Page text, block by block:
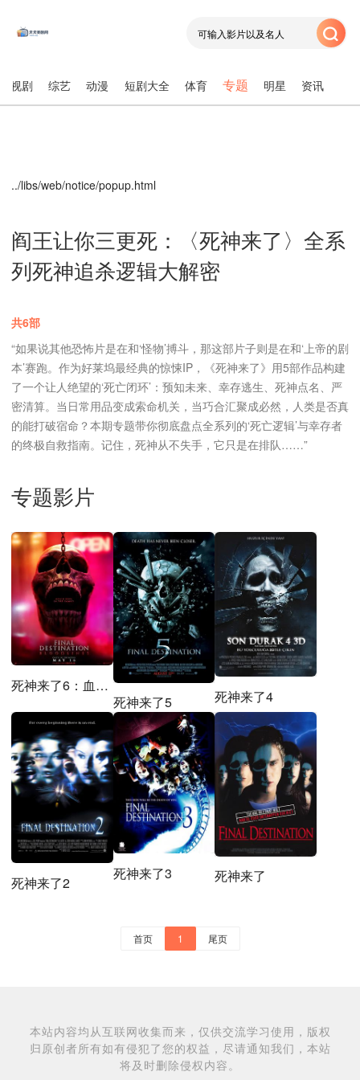
视剧 综艺 动漫 短剧大全 体育 专题 明星 资讯
../libs/web/notice/popup.html
阎王让你三更死：〈死神来了〉全系
列死神追杀逻辑大解密
共6部
“如果说其他恐怖片是在和‘怪物’搏斗，那这部片子则是在和‘上帝的剧
本’赛跑。作为好莱坞最经典的惊悚IP，《死神来了》用5部作品构建
了一个让人绝望的‘死亡闭环’：预知未来、幸存逃生、死神点名、严
密清算。当日常用品变成索命机关，当巧合汇聚成必然，人类是否真
的能打破宿命？本期专题带你彻底盘点全系列的‘死亡逻辑’与幸存者
的终极自救指南。记住，死神从不失手，它只是在排队……”
专题影片
死神来了6：血脉诅咒
死神来了5
死神来了4
死神来了2
死神来了3 死神来了
首页 1 尾页
本站内容均从互联网收集而来，仅供交流学习使用，版权
归原创者所有如有侵犯了您的权益，尽请通知我们，本站
将及时删除侵权内容。